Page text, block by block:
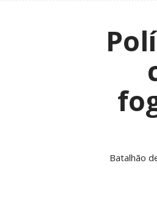
Batalhão